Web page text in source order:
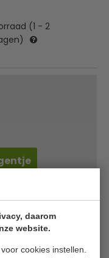
daarom
website.
cookies instellen.
(1 - 2
✔ Laagste